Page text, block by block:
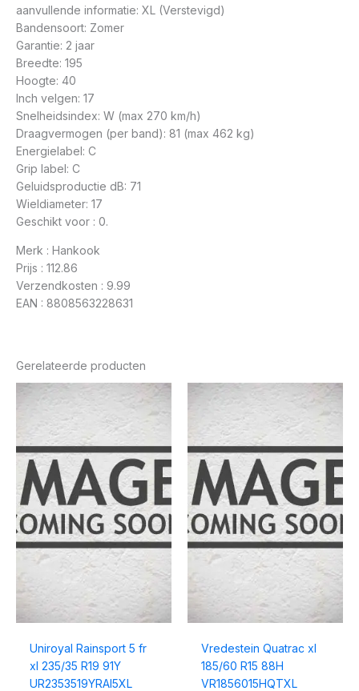
aanvullende informatie: XL (Verstevigd)
Bandensoort: Zomer
Garantie: 2 jaar
Breedte: 195
Hoogte: 40
Inch velgen: 17
Snelheidsindex: W (max 270 km/h)
Draagvermogen (per band): 81 (max 462 kg)
Energielabel: C
Grip label: C
Geluidsproductie dB: 71
Wieldiameter: 17
Geschikt voor : 0.
Merk : Hankook
Prijs : 112.86
Verzendkosten : 9.99
EAN : 8808563228631
Gerelateerde producten
Uniroyal Rainsport 5 fr
xl 235/35 R19 91Y
UR2353519YRAI5XL
Vredestein Quatrac xl
185/60 R15 88H
VR1856015HQTXL